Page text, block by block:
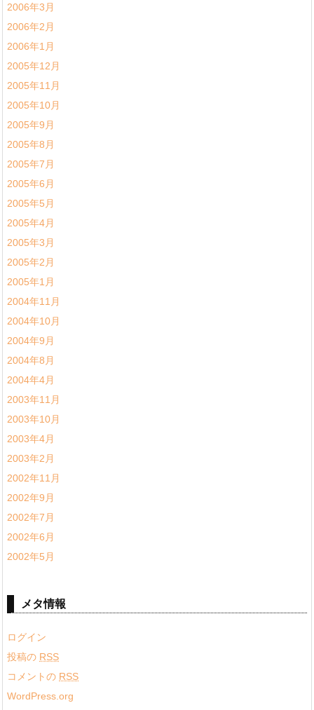
2006年3月
2006年2月
2006年1月
2005年12月
2005年11月
2005年10月
2005年9月
2005年8月
2005年7月
2005年6月
2005年5月
2005年4月
2005年3月
2005年2月
2005年1月
2004年11月
2004年10月
2004年9月
2004年8月
2004年4月
2003年11月
2003年10月
2003年4月
2003年2月
2002年11月
2002年9月
2002年7月
2002年6月
2002年5月
メタ情報
ログイン
投稿の RSS
コメントの RSS
WordPress.org